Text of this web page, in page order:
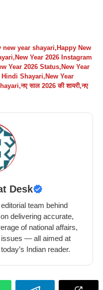
new year shayari, Happy New
, New Year 2026 Instagram
Year 2026 Status, New Year
Hindi Shayari, New Year
,नए साल 2026 की शायरी,नए
Desk
team behind
delivering accurate,
of national affairs,
issues — all aimed at
Indian reader.